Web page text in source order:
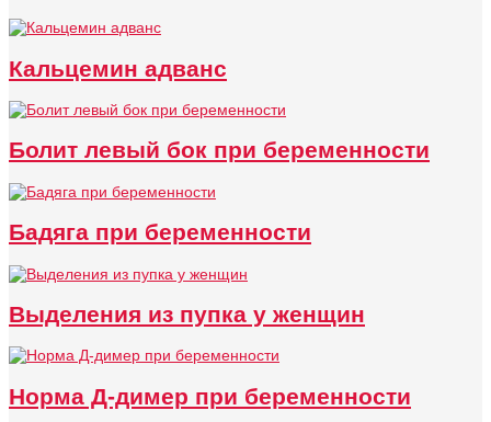
Кальцемин адванс
Болит левый бок при беременности
Бадяга при беременности
Выделения из пупка у женщин
Норма Д-димер при беременности